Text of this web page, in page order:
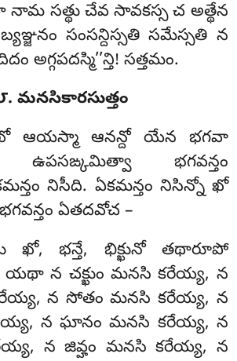
సత్థు చేవ సావకస్స చ అత్థేన
సంసన్దిస్సతి సమేస్సతి న
అగ్గపదస్మి’’న్తి! సత్తమం.
మనసికారసుత్తం
ఆయస్మా ఆనన్దో యేన భగవా
ఉపసఙ్కమిత్వా భగవన్తం
నిసీది. ఏకమన్తం నిసిన్నో ఖో
ఏతదవోచ –
ఖో, భన్తే, భిక్ఖునో తథారూపో
న చక్ఖుం మనసి కరేయ్య, న
న సోతం మనసి కరేయ్య, న
నఘానం మనసి కరేయ్య, న
న జివ్హం మనసి కరేయ్య, న